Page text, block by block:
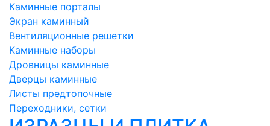
Каминные порталы
Экран каминный
Вентиляционные решетки
Каминные наборы
Дровницы каминные
Дверцы каминные
Листы предтопочные
Переходники, сетки